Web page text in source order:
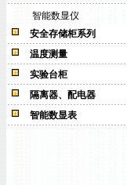
智能数显仪
安全存储柜系列
温度测量
实验台柜
隔离器、配电器
智能数显表